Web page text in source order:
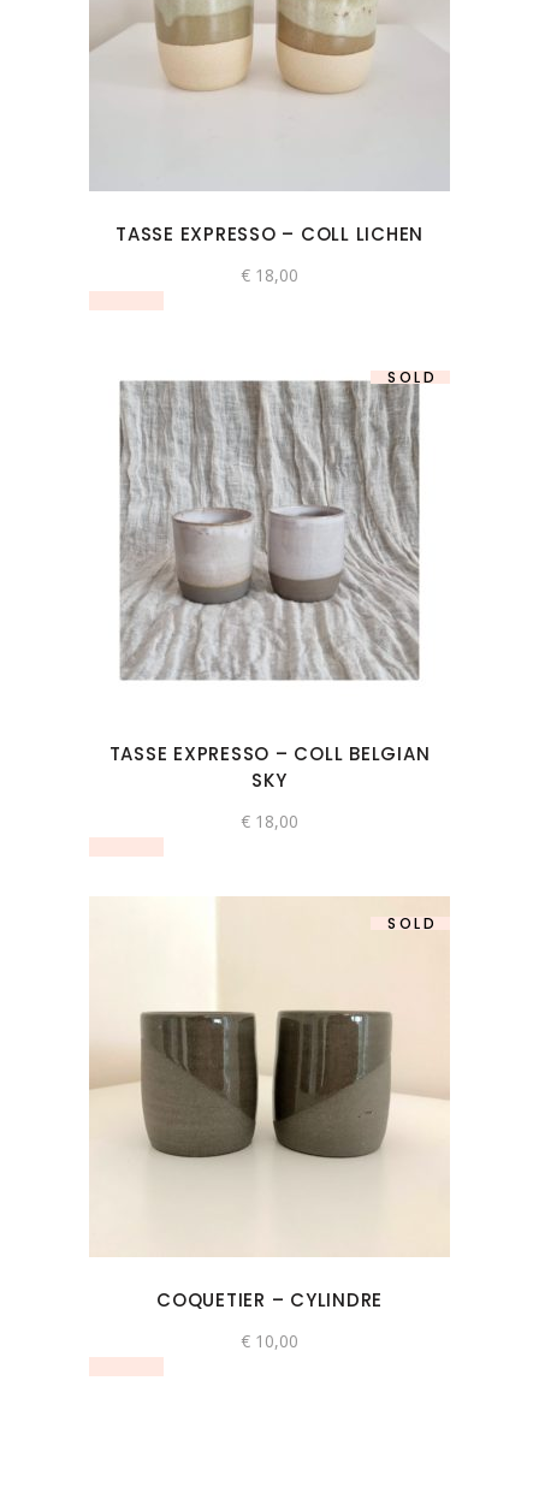
TASSE EXPRESSO – COLL LICHEN
€ 18,00
SOLD
TASSE EXPRESSO – COLL BELGIAN
SKY
€ 18,00
SOLD
COQUETIER – CYLINDRE
€ 10,00